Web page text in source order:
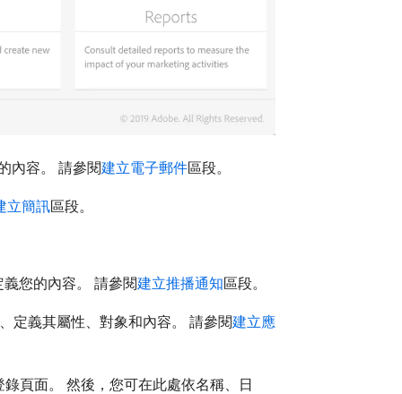
內容。 請參閱建立電子郵件區段。
立簡訊區段。
您的內容。 請參閱建立推播通知區段。
定義其屬性、對象和內容。 請參閱建立應
頁面。 然後，您可在此處依名稱、日